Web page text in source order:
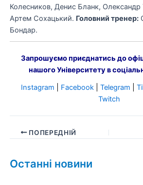
Колесников, Денис Бланк, Олександр
Артем Сохацький. Головний тренер:
Бондар.
Запрошуємо приєднатись до
нашого Університету в
Instagram
Facebook Telegram
Twitch
ПОПЕРЕДНІЙ
Останні новини